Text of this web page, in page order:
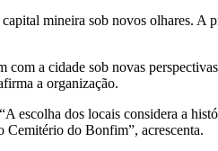
mineira sob novos olhares. A
a cidade sob novas
a organização.
dos locais considera a
Cemitério do Bonfim”, acrescenta.